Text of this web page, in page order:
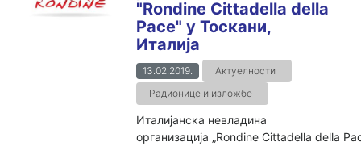
"Rondine Cittadella della
Pace" у Тоскани,
Италија
13.02.2019.
Актуелности
Радионице и изложбе
Италијанска невладина
организација „Rondine Cittadella della